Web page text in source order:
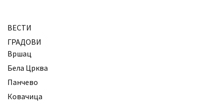
ВЕСТИ
ГРАДОВИ
Вршац
Бела Црква
Панчево
Ковачица